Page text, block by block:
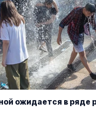
ожидается в ряде